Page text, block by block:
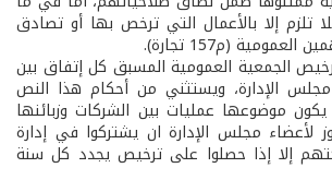
تلزم إلا بالأعمال التي ترخص بها أو تصادق
(م157 تجارة).
الجمعية العمومية المسبق كل إتفاق بين
الإدارة، ويستثني من أحكام هذا النص
يكون موضوعها عمليات بين الشركات وزبائنها
يجوز لأعضاء مجلس الإدارة ان يشتركوا في إدارة
إلا إذا حصلوا على ترخيص يجدد كل سنة